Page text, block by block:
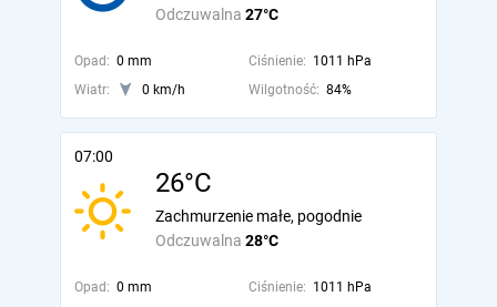
Odczuwalna 27°C
Opad: 0 mm Ciśnienie: 1011 hPa
Wiatr:
0 km/h Wilgotność: 84%
07:00
26°C
Odczuwalna 28°C
Zachmurzenie małe, pogodnie
Opad: 0 mm Ciśnienie: 1011 hPa